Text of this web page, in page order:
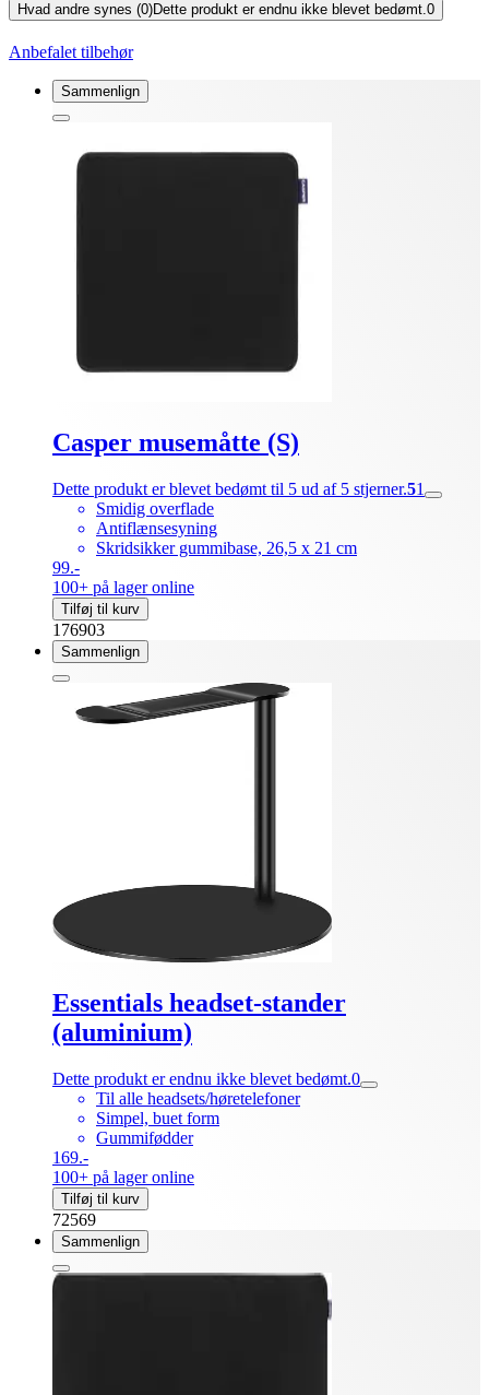
Hvad andre synes (0)Dette produkt er endnu ikke blevet bedømt.0
Anbefalet tilbehør
Sammenlign
Casper musemåtte (S)
Dette produkt er blevet bedømt til 5 ud af 5 stjerner.51
Smidig overflade
Antiflænsesyning
Skridsikker gummibase, 26,5 x 21 cm
99.-
100+ på lager online
Tilføj til kurv
176903
Sammenlign
Essentials headset-stander
(aluminium)
Dette produkt er endnu ikke blevet bedømt.0
Til alle headsets/høretelefoner
Simpel, buet form
Gummifødder
169.-
100+ på lager online
Tilføj til kurv
72569
Sammenlign